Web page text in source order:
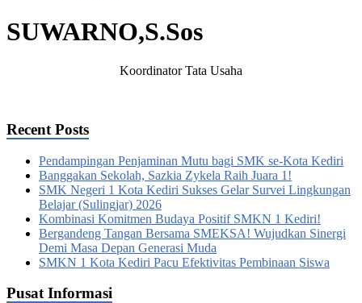
SUWARNO,S.Sos
Koordinator Tata Usaha
Recent Posts
Pendampingan Penjaminan Mutu bagi SMK se-Kota Kediri
Banggakan Sekolah, Sazkia Zykela Raih Juara 1!
SMK Negeri 1 Kota Kediri Sukses Gelar Survei Lingkungan
Belajar (Sulingjar) 2026
Kombinasi Komitmen Budaya Positif SMKN 1 Kediri!
Bergandeng Tangan Bersama SMEKSA! Wujudkan Sinergi
Demi Masa Depan Generasi Muda
SMKN 1 Kota Kediri Pacu Efektivitas Pembinaan Siswa
Pusat Informasi